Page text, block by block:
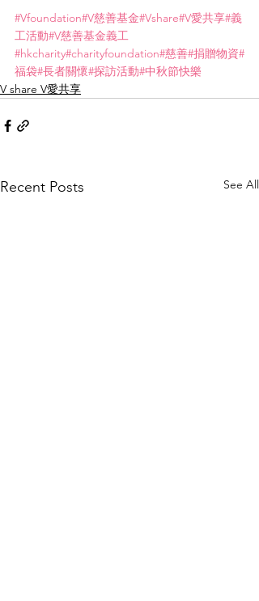
#Vfoundation#V慈善基金#Vshare#V愛共享#義
工活動#V慈善基金義工
#hkcharity#charityfoundation#慈善#捐贈物資#
福袋#長者關懷#探訪活動#中秋節快樂
V share V愛共享
Recent Posts See All